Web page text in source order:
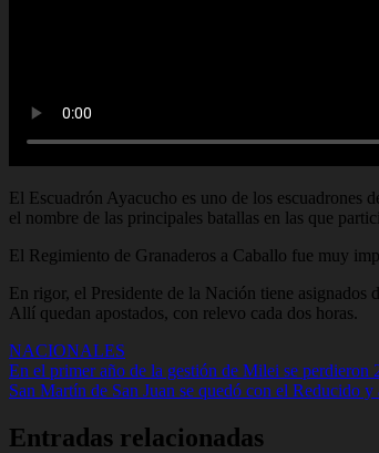
El Escuadrón Ayacucho es uno de los escuadrones
el nombre de las principales batallas en las que
El Regimiento de Granaderos a Caballo fue muy
En rigor, el Presidente de la Nación tiene asignados
Allí quedan apostados, con relevo cada dos horas.
NACIONALES
Navegación
de
entradas
En el primer año de la gestión de Milei se
San Martín de San Juan se quedó con el Reducido
Entradas relacionadas